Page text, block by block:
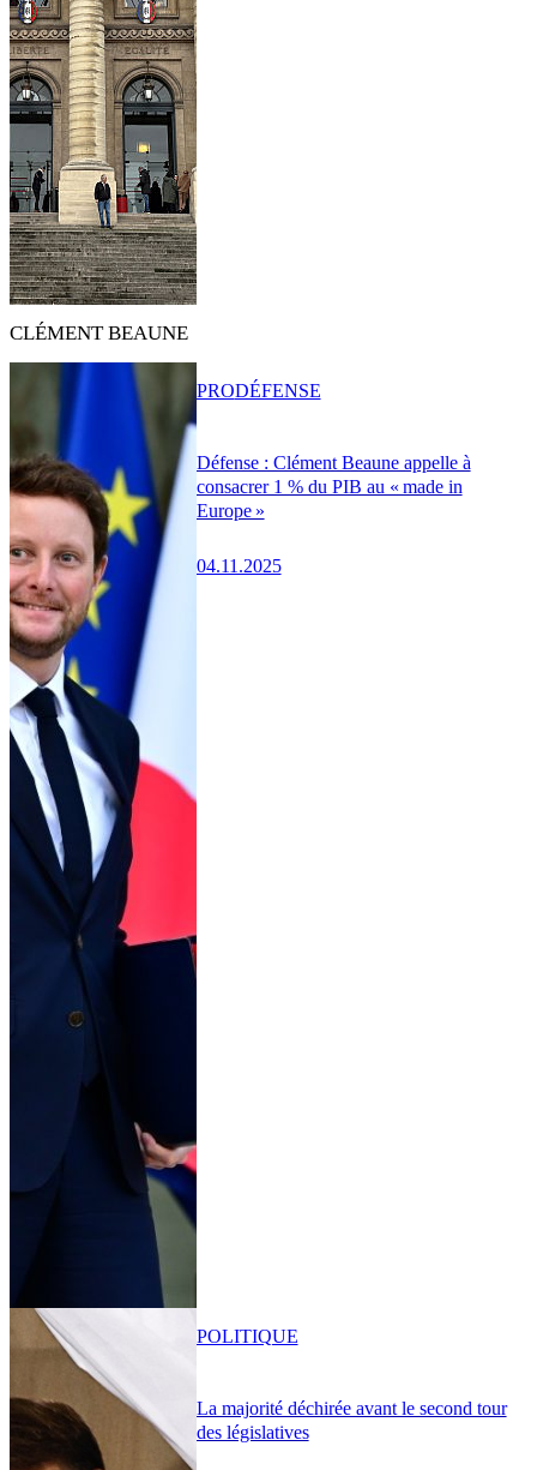
CLÉMENT BEAUNE
Défense : Clément Beaune appelle à
consacrer 1 % du PIB au « made in
Europe »
04.11.2025
PRODÉFENSE
La majorité déchirée avant le second tour
des législatives
POLITIQUE